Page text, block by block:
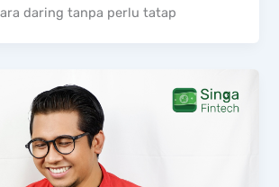
daring tanpa perlu tatap